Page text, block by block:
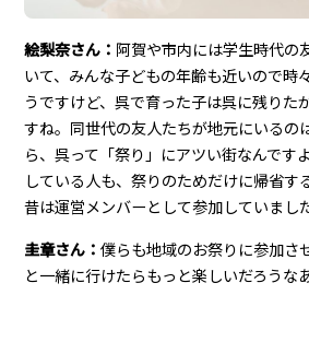
絵梨奈さん： 阿賀や市内には学生時代の
いて、みんな子どもの年齢も近いので時
うですけど、呉で育った子は呉に残りた
すね。同世代の友人たちが地元にいるの
ら、呉って「祭り」にアツい街なんです
している人も、祭りのためだけに帰省す
昔は運営メンバーとして参加していまし
圭章さん：僕らも地域のお祭りに参加さ
と一緒に行けたらもっと楽しいだろうな